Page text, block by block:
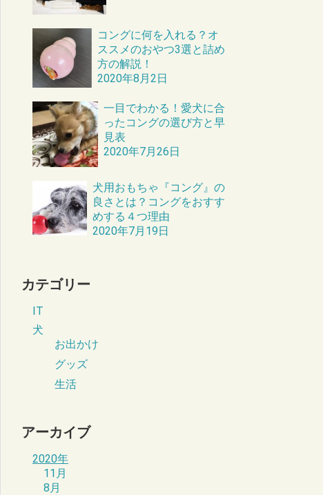
コングに何を入れる？オ
ススメのおやつ3選と詰め
方の解説！
2020年8月2日
一目でわかる！愛犬に合
ったコングの選び方と早
見表
2020年7月26日
犬用おもちゃ『コング』の
良さとは？コングをおすす
めする４つ理由
2020年7月19日
カテゴリー
IT
犬
お出かけ
グッズ
生活
アーカイブ
2020年
11月
8月